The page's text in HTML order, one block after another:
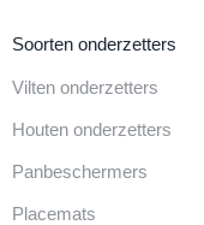
Soorten onderzetters
Vilten onderzetters
Houten onderzetters
Panbeschermers
Placemats